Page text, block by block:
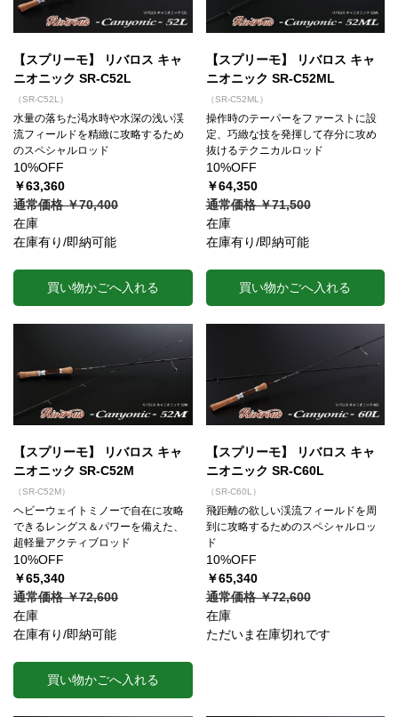
【スプリーモ】 リバロス キャ
ニオニック SR-C52L
（SR-C52L）
水量の落ちた渇水時や水深の浅い渓
流フィールドを精緻に攻略するため
のスペシャルロッド
10%OFF
￥63,360
通常価格 ￥70,400
在庫
在庫有り/即納可能
買い物かごへ入れる
【スプリーモ】 リバロス キャ
ニオニック SR-C52ML
（SR-C52ML）
操作時のテーパーをファーストに設
定、巧緻な技を発揮して存分に攻め
抜けるテクニカルロッド
10%OFF
￥64,350
通常価格 ￥71,500
在庫
在庫有り/即納可能
買い物かごへ入れる
【スプリーモ】 リバロス キャ
ニオニック SR-C52M
（SR-C52M）
ヘビーウェイトミノーで自在に攻略
できるレングス＆パワーを備えた、
超軽量アクティブロッド
10%OFF
￥65,340
通常価格 ￥72,600
在庫
在庫有り/即納可能
買い物かごへ入れる
【スプリーモ】 リバロス キャ
ニオニック SR-C60L
（SR-C60L）
飛距離の欲しい渓流フィールドを周
到に攻略するためのスペシャルロッ
ド
10%OFF
￥65,340
通常価格 ￥72,600
在庫
ただいま在庫切れです